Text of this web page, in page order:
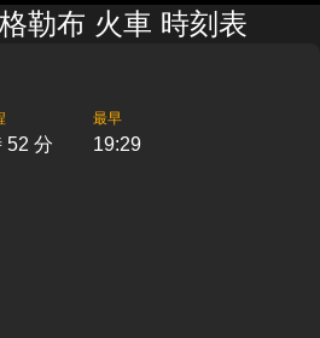
勒布 火車 時刻表
52 分
最早
19:29